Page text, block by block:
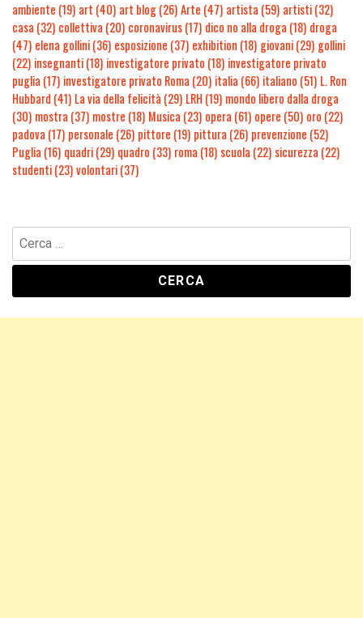
ambiente (19) art (40) art blog(26)Arte (47) artista (59) artisti(32)
casa (32) collettiva (20) coronavirus(17) dico no alla droga (18) droga
(47) elena gollini(36) esposizione (37) exhibition (18) giovani(29) gollini
(22) insegnanti(18) investigatore privato (18) investigatore privato
puglia (17) investigatore privato Roma (20) italia (66) italiano (51) L. Ron
Hubbard (41) La via della felicità (29) LRH (19) mondo libero dalla droga
(30) mostra (37) mostre (18) Musica (23) opera (61) opere (50) oro (22)
padova (17) personale (26) pittore (19) pittura (26) prevenzione (52)
Puglia (16) quadri(29) quadro (33) roma (18) scuola (22) sicurezza (22)
studenti(23)volontari(37)